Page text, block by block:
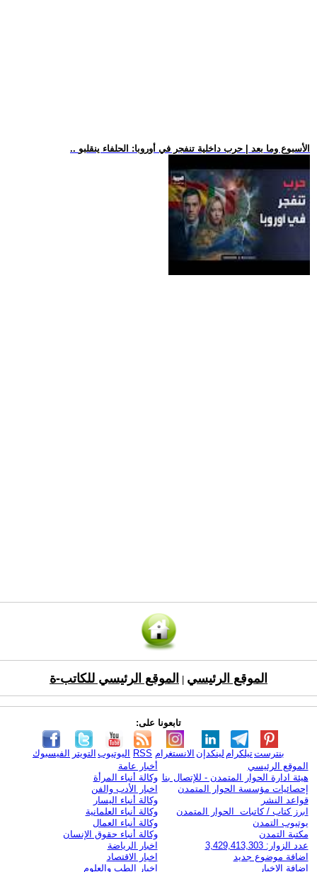
.. الأسبوع وما بعد | حرب داخلية تنفجر في أوروبا: الحلفاء ينقلبو
الموقع الرئيسي الموقع الرئيسي للكاتب-ة
تابعونا على:
الفيسبوك التويتر اليوتيوب RSS الانستغرام لينكدإن تيلكرامبنترست
الموقع الرئيسي
هيئة ادارة الحوار المتمدن - للإتصال بنا
إحصائيات مؤسسة الحوار المتمدن
قواعد النشر
ابرز كتاب / كاتبات الحوار المتمدن
يوتيوب التمدن
مكتبة التمدن
عدد الزوار: 3,429,413,303
اضافة موضوع جديد
اضافة الاخبار
أخبار عامة
وكالة أنباء المرأة
اخبار الأدب والفن
وكالة أنباء اليسار
وكالة أنباء العلمانية
وكالة أنباء العمال
وكالة أنباء حقوق الإنسان
اخبار الرياضة
اخبار الاقتصاد
اخبار الطب والعلوم